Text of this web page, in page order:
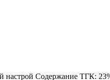
настрой Содержание ТГК: